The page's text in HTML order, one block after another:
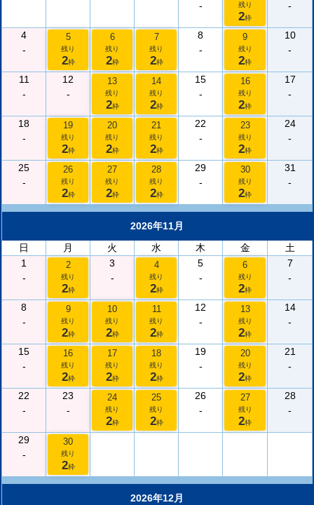
-
残り
2枠
-
4
-
5
残り
2枠
6
残り
2枠
7
残り
2枠
8
-
9
残り
2枠
10
-
11
-
12
-
13
残り
2枠
14
残り
2枠
15
-
16
残り
2枠
17
-
18
-
19
残り
2枠
20
残り
2枠
21
残り
2枠
22
-
23
残り
2枠
24
-
25
-
26
残り
2枠
27
残り
2枠
28
残り
2枠
29
-
30
残り
2枠
31
-
2026年11月
日
月 火 水 木 金
土
1
-
2
残り
2枠
3
-
4
残り
2枠
5
-
6
残り
2枠
7
-
8
-
9
残り
2枠
10
残り
2枠
11
残り
2枠
12
-
13
残り
2枠
14
-
15
-
16
残り
2枠
17
残り
2枠
18
残り
2枠
19
-
20
残り
2枠
21
-
22
-
23
-
24
残り
2枠
25
残り
2枠
26
-
27
残り
2枠
28
-
29
-
30
残り
2枠
2026年12月